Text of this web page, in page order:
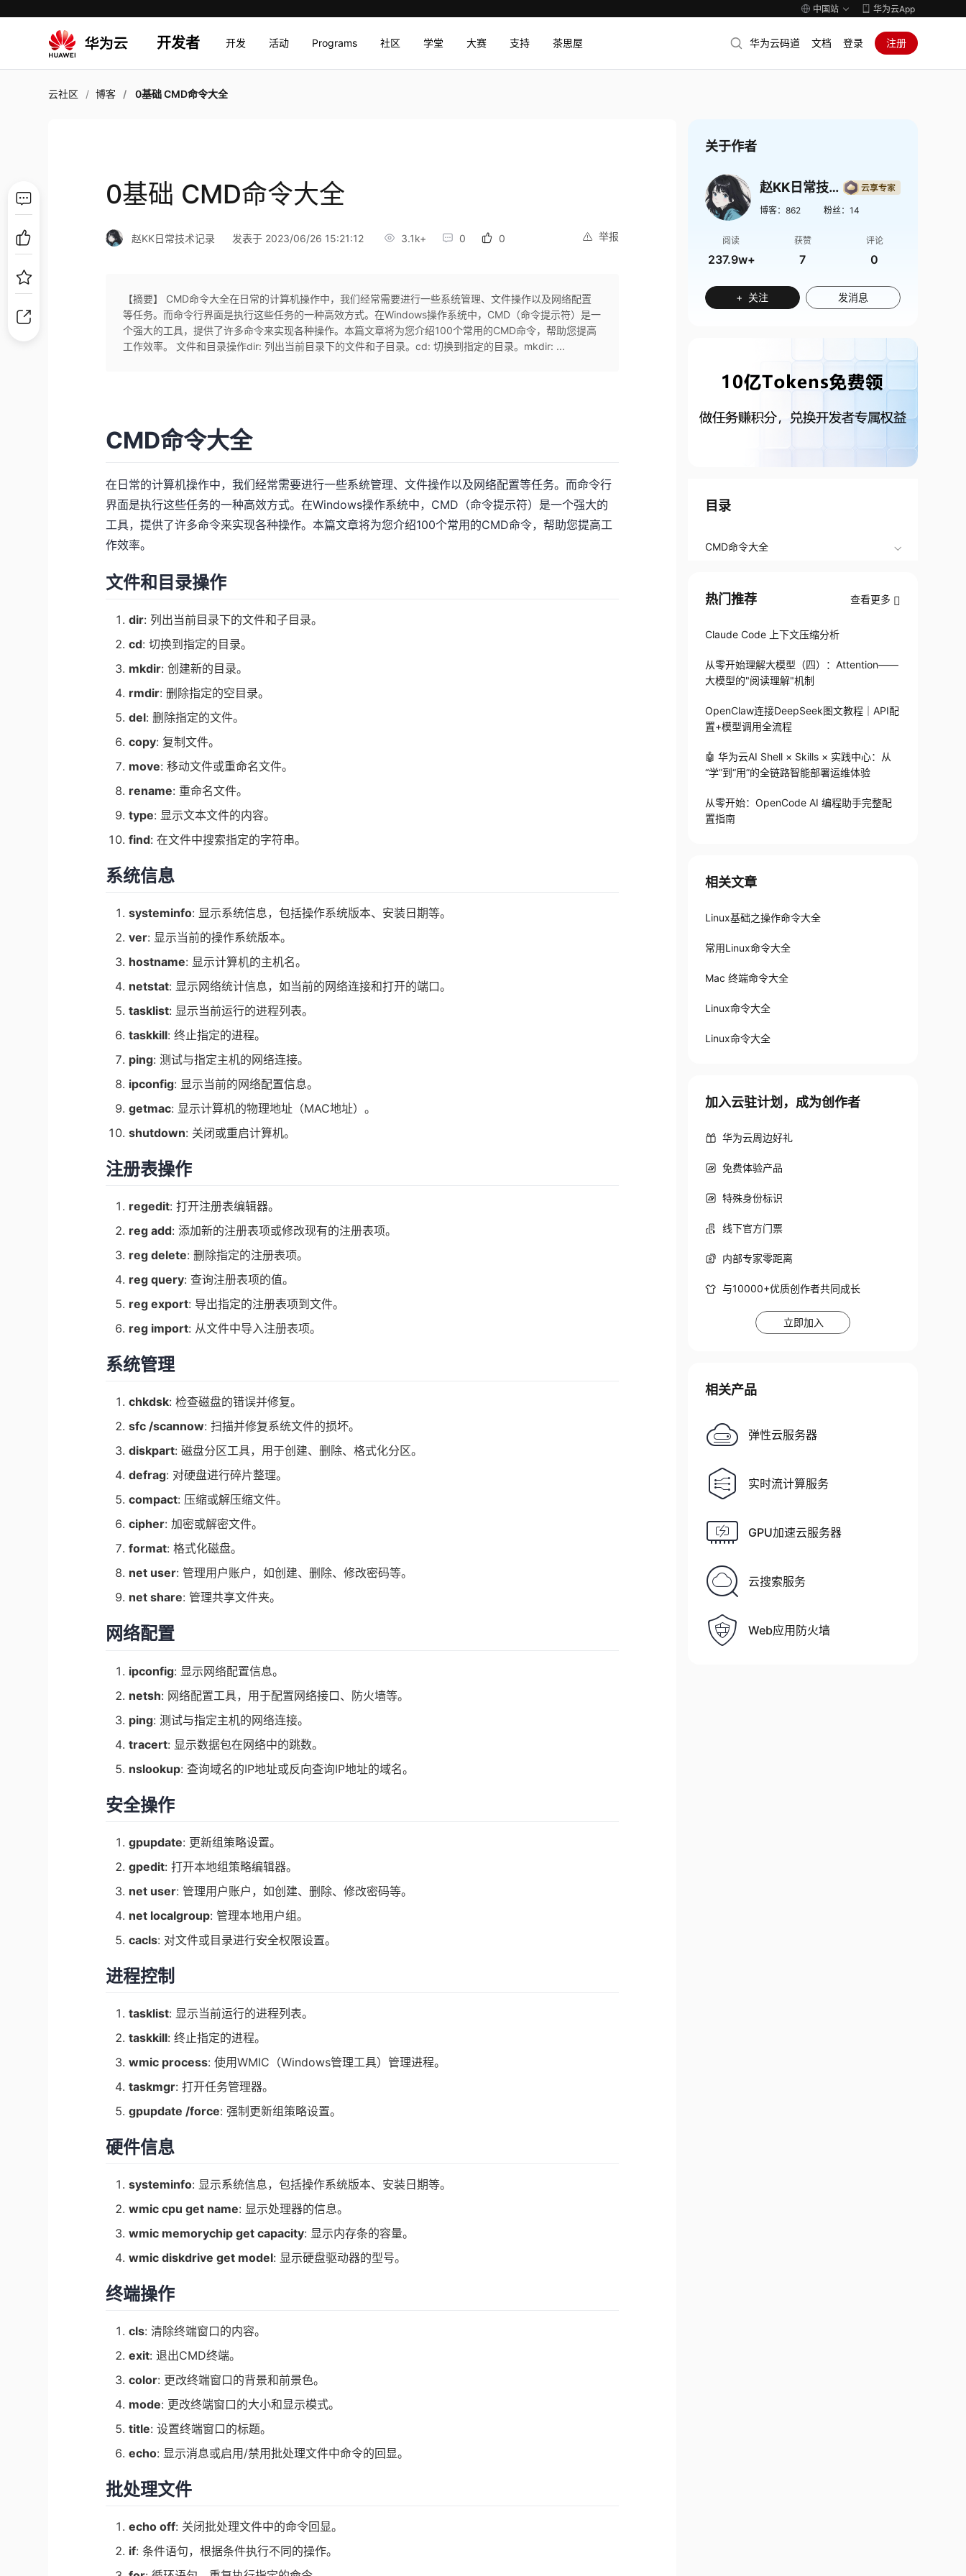
中国站 华为云App
开发者 开发 活动 Programs 社区 学堂 大赛 支持 茶思屋 华为云码道 文档 登录 注册
云社区 博客 0基础 CMD命令大全
0基础 CMD命令大全
举报
赵KK日常技术记录 发表于 2023/06/26 15:21:12 3.1k+ 0 0
【摘要】 CMD命令大全在日常的计算机操作中，我们经常需要进行一些系统管理、文件操作以及网络配置
等任务。而命令行界面是执行这些任务的一种高效方式。在Windows操作系统中，CMD（命令提示符）是一
个强大的工具，提供了许多命令来实现各种操作。本篇文章将为您介绍100个常用的CMD命令，帮助您提高
工作效率。 文件和目录操作dir: 列出当前目录下的文件和子目录。cd: 切换到指定的目录。mkdir: ...
CMD命令大全
在日常的计算机操作中，我们经常需要进行一些系统管理、文件操作以及网络配置等任务。而命令行
界面是执行这些任务的一种高效方式。在Windows操作系统中，CMD（命令提示符）是一个强大的
工具，提供了许多命令来实现各种操作。本篇文章将为您介绍100个常用的CMD命令，帮助您提高工
作效率。
文件和目录操作
dir: 列出当前目录下的文件和子目录。
cd: 切换到指定的目录。
mkdir: 创建新的目录。
rmdir: 删除指定的空目录。
del: 删除指定的文件。
copy: 复制文件。
move: 移动文件或重命名文件。
rename: 重命名文件。
type: 显示文本文件的内容。
find: 在文件中搜索指定的字符串。
系统信息
systeminfo: 显示系统信息，包括操作系统版本、安装日期等。
ver: 显示当前的操作系统版本。
hostname: 显示计算机的主机名。
netstat: 显示网络统计信息，如当前的网络连接和打开的端口。
tasklist: 显示当前运行的进程列表。
taskkill: 终止指定的进程。
ping: 测试与指定主机的网络连接。
ipconfig: 显示当前的网络配置信息。
getmac: 显示计算机的物理地址（MAC地址）。
shutdown: 关闭或重启计算机。
注册表操作
regedit: 打开注册表编辑器。
reg add: 添加新的注册表项或修改现有的注册表项。
reg delete: 删除指定的注册表项。
reg query: 查询注册表项的值。
reg export: 导出指定的注册表项到文件。
reg import: 从文件中导入注册表项。
系统管理
chkdsk: 检查磁盘的错误并修复。
sfc /scannow: 扫描并修复系统文件的损坏。
diskpart: 磁盘分区工具，用于创建、删除、格式化分区。
defrag: 对硬盘进行碎片整理。
compact: 压缩或解压缩文件。
cipher: 加密或解密文件。
format: 格式化磁盘。
net user: 管理用户账户，如创建、删除、修改密码等。
net share: 管理共享文件夹。
网络配置
ipconfig: 显示网络配置信息。
netsh: 网络配置工具，用于配置网络接口、防火墙等。
ping: 测试与指定主机的网络连接。
tracert: 显示数据包在网络中的跳数。
nslookup: 查询域名的IP地址或反向查询IP地址的域名。
安全操作
gpupdate: 更新组策略设置。
gpedit: 打开本地组策略编辑器。
net user: 管理用户账户，如创建、删除、修改密码等。
net localgroup: 管理本地用户组。
cacls: 对文件或目录进行安全权限设置。
进程控制
tasklist: 显示当前运行的进程列表。
taskkill: 终止指定的进程。
wmic process: 使用WMIC（Windows管理工具）管理进程。
taskmgr: 打开任务管理器。
gpupdate /force: 强制更新组策略设置。
硬件信息
systeminfo: 显示系统信息，包括操作系统版本、安装日期等。
wmic cpu get name: 显示处理器的信息。
wmic memorychip get capacity: 显示内存条的容量。
wmic diskdrive get model: 显示硬盘驱动器的型号。
终端操作
cls: 清除终端窗口的内容。
exit: 退出CMD终端。
color: 更改终端窗口的背景和前景色。
mode: 更改终端窗口的大小和显示模式。
title: 设置终端窗口的标题。
echo: 显示消息或启用/禁用批处理文件中命令的回显。
批处理文件
echo off: 关闭批处理文件中的命令回显。
if: 条件语句，根据条件执行不同的操作。
关于作者
赵KK日常技术记录
博客： 862 粉丝： 14
阅读
237.9w+
获赞
7
评论
0
+ 关注 发消息
目录
CMD命令大全
热门推荐 查看更多
Claude Code 上下文压缩分析
从零开始理解大模型（四）：Attention——
大模型的"阅读理解"机制
OpenClaw连接DeepSeek图文教程｜API配
置+模型调用全流程
🤖 华为云AI Shell × Skills × 实践中心：从
“学”到“用”的全链路智能部署运维体验
从零开始：OpenCode AI 编程助手完整配
置指南
相关文章
Linux基础之操作命令大全
常用Linux命令大全
Mac 终端命令大全
Linux命令大全
Linux命令大全
加入云驻计划，成为创作者
华为云周边好礼
免费体验产品
特殊身份标识
线下官方门票
内部专家零距离
与10000+优质创作者共同成长
立即加入
相关产品
弹性云服务器
实时流计算服务
GPU加速云服务器
云搜索服务
Web应用防火墙